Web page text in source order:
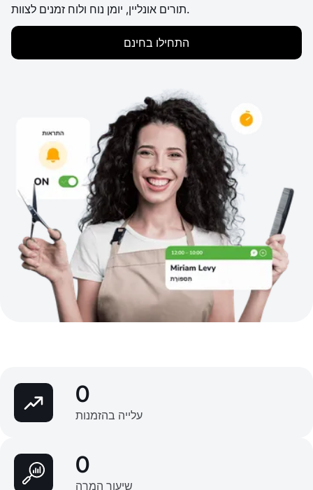
תורים אונליין, יומן נוח ולוח זמנים לצוות.
התחילו בחינם
0
עלייה בהזמנות
0
שיעור המרה